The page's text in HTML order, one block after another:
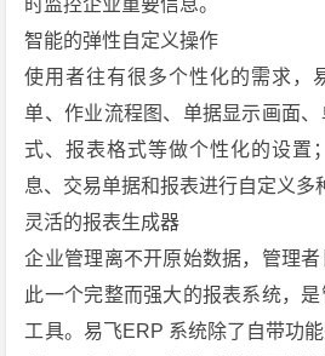
时监控企业重要信息。
智能的弹性自定义操作
使用者往有很多个性化的需求，
单、作业流程图、单据显示画面
式、报表格式等做个性化的设置
息、交易单据和报表进行自定义多
灵活的报表生成器
企业管理离不开原始数据，管理
此一个完整而强大的报表系统，
工具。易飞ERP 系统除了自带功